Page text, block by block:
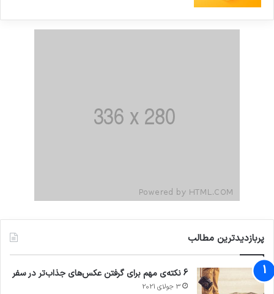
پربازدیدترین مطالب
6 نکته‌ی مهم برای گرفتن عکس‌های جذاب‌تر در سفر
3 جولای 2021